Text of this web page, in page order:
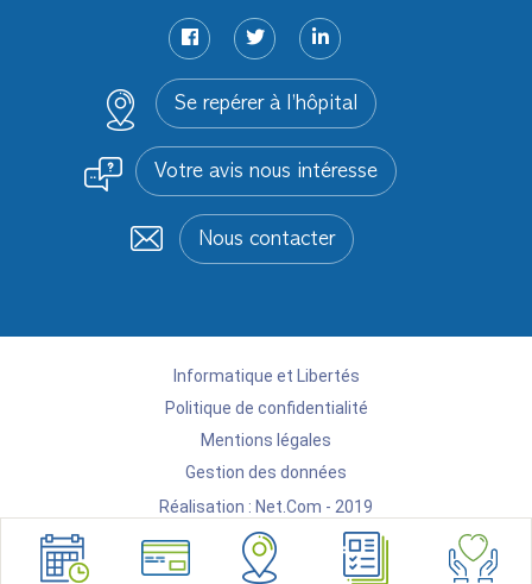
Se repérer à l’hôpital
Votre avis nous intéresse
Nous contacter
Réalisation : Net.Com - 2019
Informatique et Libertés
Politique de confidentialité
Mentions légales
Gestion des données